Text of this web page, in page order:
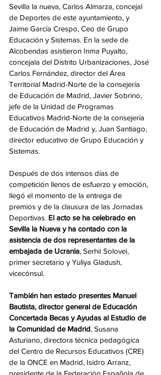
Sevilla la nueva, Carlos Almarza, concejal
de Deportes de este ayuntamiento, y
Jaime García Crespo, Ceo de Grupo
Educación y Sistemas. En la sede de
Alcobendas asistieron Inma Puyalto,
concejala del Distrito Urbanizaciones, José
Carlos Fernández, director del Área
Territorial Madrid-Norte de la consejería
de Educación de Madrid, Javier Sobrino,
jefe de la Unidad de Programas
Educativos Madrid-Norte de la consejería
de Educación de Madrid y, Juan Santiago,
director educativo de Grupo Educación y
Sistemas.
Después de dos intensos días de
competición llenos de esfuerzo y emoción,
llegó el momento de la entrega de
premios y de la clausura de las Jornadas
Deportivas. El acto se ha celebrado en
Sevilla la Nueva y ha contado con la
asistencia de dos representantes de la
embajada de Ucrania, Serhii Solovei,
primer secretario y Yuliya Gladush,
vicecónsul.
También han estado presentes Manuel
Bautista, director general de Educación
Concertada Becas y Ayudas al Estudio de
la Comunidad de Madrid, Susana
Asturiano, directora técnica pedagógica
del Centro de Recursos Educativos (CRE)
de la ONCE en Madrid, Isidro Arranz,
presidente de la Federación Española de